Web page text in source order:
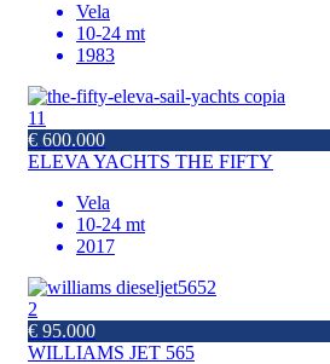
Vela
10-24 mt
1983
11
€ 600.000
ELEVA YACHTS THE FIFTY
Vela
10-24 mt
2017
2
€ 95.000
WILLIAMS JET 565